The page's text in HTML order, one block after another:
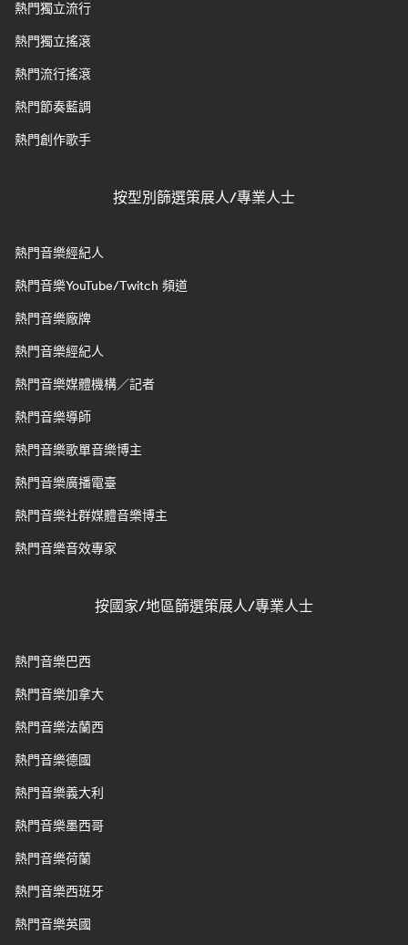
熱門獨立流行
熱門獨立搖滾
熱門流行搖滾
熱門節奏藍調
熱門創作歌手
按型別篩選策展人/專業人士
熱門音樂經紀人
熱門音樂YouTube/Twitch 頻道
熱門音樂廠牌
熱門音樂經紀人
熱門音樂媒體機構／記者
熱門音樂導師
熱門音樂歌單音樂博主
熱門音樂廣播電臺
熱門音樂社群媒體音樂博主
熱門音樂音效專家
按國家/地區篩選策展人/專業人士
熱門音樂巴西
熱門音樂加拿大
熱門音樂法蘭西
熱門音樂德國
熱門音樂義大利
熱門音樂墨西哥
熱門音樂荷蘭
熱門音樂西班牙
熱門音樂英國